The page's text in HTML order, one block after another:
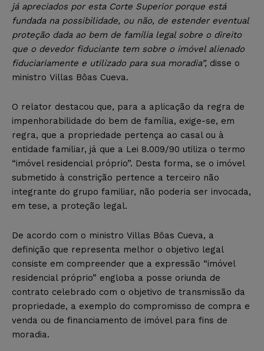
já apreciados por esta Corte Superior porque está
fundada na possibilidade, ou não, de estender eventual
proteção dada ao bem de família legal sobre o direito
que o devedor fiduciante tem sobre o imóvel alienado
fiduciariamente e utilizado para sua moradia”, disse o
ministro Villas Bôas Cueva.
O relator destacou que, para a aplicação da regra de
impenhorabilidade do bem de família, exige-se, em
regra, que a propriedade pertença ao casal ou à
entidade familiar, já que a Lei 8.009/90 utiliza o termo
“imóvel residencial próprio”. Desta forma, se o imóvel
submetido à constrição pertence a terceiro não
integrante do grupo familiar, não poderia ser invocada,
em tese, a proteção legal.
De acordo com o ministro Villas Bôas Cueva, a
definição que representa melhor o objetivo legal
consiste em compreender que a expressão “imóvel
residencial próprio” engloba a posse oriunda de
contrato celebrado com o objetivo de transmissão da
propriedade, a exemplo do compromisso de compra e
venda ou de financiamento de imóvel para fins de
moradia.